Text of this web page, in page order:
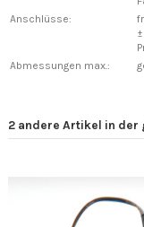
Anschlüsse:
Abmessungen max.:
2 andere Artikel in der